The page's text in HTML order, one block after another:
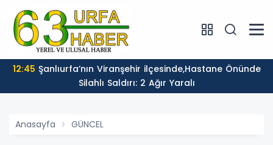
12:45
Silahlı Saldırı: 2 Ağır Yaralı
Anasayfa GÜNCEL